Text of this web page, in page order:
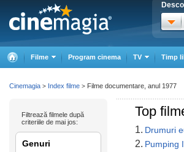
Filme Program cinema TV Timp
Top
1. Drumuri
2. Pumping
Filtrează filmele după
criteriile de mai jos:
Genuri
Cinemagia > Index filme > Filme documentare, anul 1977